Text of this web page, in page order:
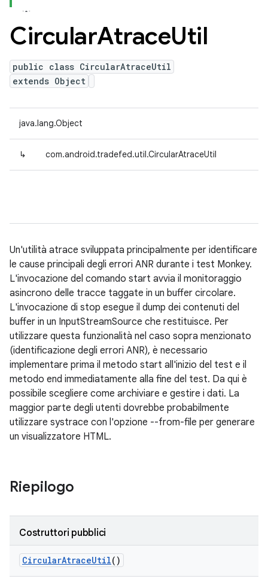
CircularAtraceUtil
public class CircularAtraceUtil
extends Object
java.lang.Object
↳ com.android.tradefed.util.CircularAtraceUtil
Un'utilità atrace sviluppata principalmente per identificare
le cause principali degli errori ANR durante i test Monkey.
L'invocazione del comando start avvia il monitoraggio
asincrono delle tracce taggate in un buffer circolare.
L'invocazione di stop esegue il dump dei contenuti del
buffer in un InputStreamSource che restituisce. Per
utilizzare questa funzionalità nel caso sopra menzionato
(identificazione degli errori ANR), è necessario
implementare prima il metodo start all'inizio del test e il
metodo end immediatamente alla fine del test. Da qui è
possibile scegliere come archiviare e gestire i dati. La
maggior parte degli utenti dovrebbe probabilmente
utilizzare systrace con l'opzione --from-file per generare
un visualizzatore HTML.
Riepilogo
Costruttori pubblici
CircularAtraceUtil()